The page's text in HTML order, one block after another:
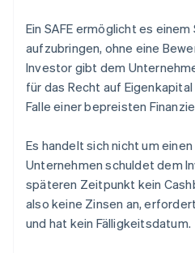
Ein SAFE ermöglicht es
aufzubringen, ohne eine
Investor gibt dem
für das Recht auf
Falle einer bepreisten
Es handelt sich nicht um
Unternehmen schuldet dem
späteren Zeitpunkt kein
also keine Zinsen an,
und hat kein Fälligkeitsdatum.